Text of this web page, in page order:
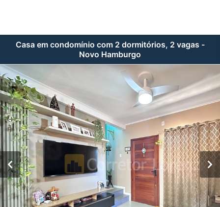
Casa em condomínio com 2 dormitórios, 2 vagas -
Novo Hamburgo